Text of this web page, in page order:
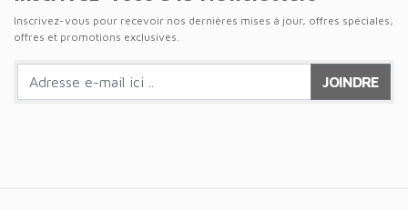
Inscrivez-vous pour recevoir nos dernières mises à jour, offres spéciales,
offres et promotions exclusives.
JOINDRE